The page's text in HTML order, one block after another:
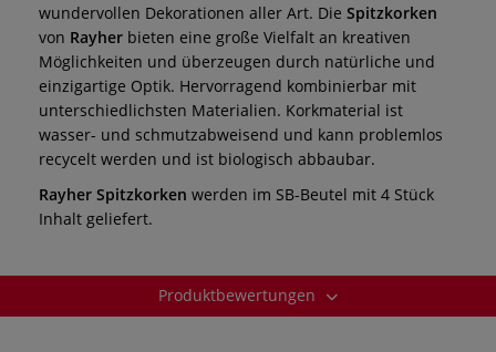
wundervollen Dekorationen aller Art. Die Spitzkorken
von Rayher bieten eine große Vielfalt an kreativen
Möglichkeiten und überzeugen durch natürliche und
einzigartige Optik. Hervorragend kombinierbar mit
unterschiedlichsten Materialien. Korkmaterial ist
wasser- und schmutzabweisend und kann problemlos
recycelt werden und ist biologisch abbaubar.
Rayher Spitzkorken werden im SB-Beutel mit 4 Stück
Inhalt geliefert.
Produktbewertungen